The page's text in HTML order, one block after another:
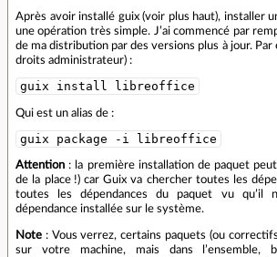
Après avoir installé guix (voir plus haut), installer
une opération très simple. J’ai commencé par
de ma distribution par des versions plus à jour. Par
droits administrateur) :
guix install libreoffice
Qui est un alias de :
guix package -i libreoffice
Attention : la première installation de paquet
de la place !) car Guix va chercher toutes les
toutes les dépendances du paquet vu qu’il
dépendance installée sur le système.
Note : Vous verrez, certains paquets (ou
sur votre machine, mais dans l’ensemble,